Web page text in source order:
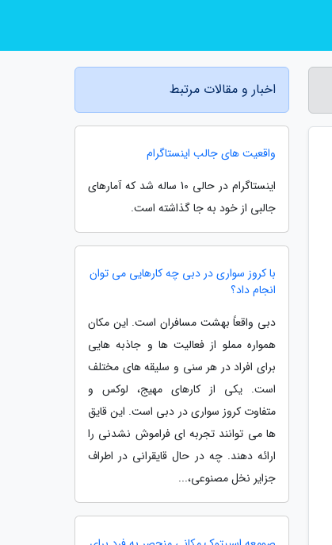
اخبار و مقالات مرتبط
واقعیت های جالب اینستاگرام
اینستاگرام در حالی 10 ساله شد که آمارهای
جالبی از خود به جا گذاشته است.
با کروز سواری در دبی چه کارهایی می توان
انجام داد؟
دبی واقعاً بهشت مسافران است. این مکان
همواره مملو از فعالیت ها و جاذبه هایی
برای افراد در هر سنی و سلیقه های مختلف
است. یکی از کارهای مهیج، لوکس و
متفاوت کروز سواری در دبی است. این قایق
ها می توانند تجربه ای فراموش نشدنی را
ارائه دهند. چه در حال قایقرانی در اطراف
جزایر نخل مصنوعی،...